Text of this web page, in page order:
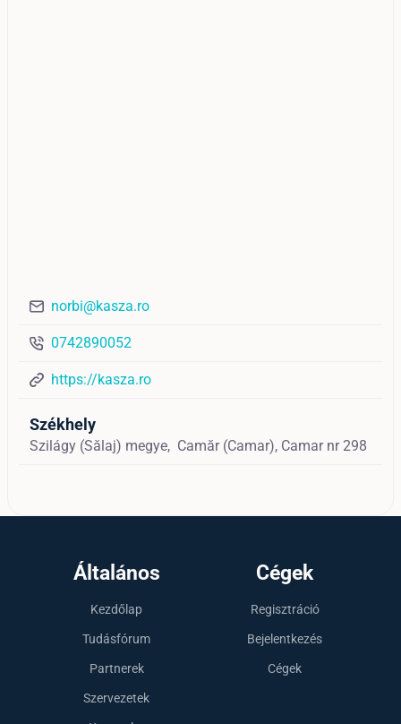
norbi@kasza.ro
0742890052
https://kasza.ro
Székhely
Szilágy (Sălaj) megye, Camăr (Camar), Camar nr 298
Általános
Kezdőlap
Tudásfórum
Partnerek
Szervezetek
Cégek
Regisztráció
Bejelentkezés
Cégek